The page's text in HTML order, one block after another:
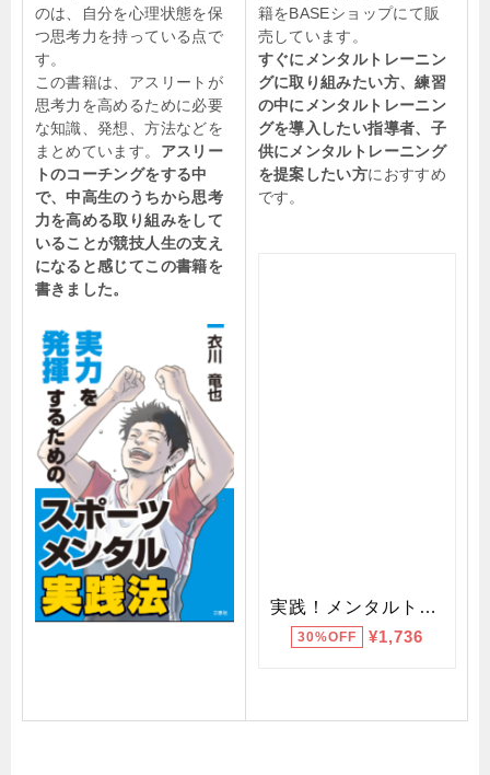
のは、自分を心理状態を保
つ思考力を持っている点で
す。
この書籍は、アスリートが
思考力を高めるために必要
な知識、発想、方法などを
まとめています。 アスリー
トのコーチングをする中
で、中高生のうちから思考
力を高める取り組みをして
いることが競技人生の支え
になると感じてこの書籍を
書きました。
籍をBASEショップにて販
売しています。
すぐにメンタルトレーニン
グに取り組みたい方、練習
の中にメンタルトレーニン
グを導入したい指導者、子
供にメンタルトレーニング
を提案したい方におすすめ
です。